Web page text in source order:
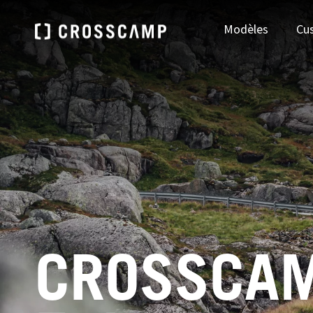
Modèles
DEUTSCHLAND
Deutsch
FRANCE
Français